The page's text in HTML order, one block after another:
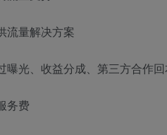
流量解决方案
曝光、收益分成、第三方合作
务费